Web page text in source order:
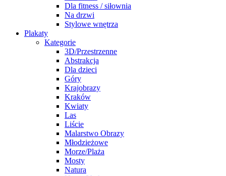
Dla fitness / siłownia
Na drzwi
Stylowe wnętrza
Plakaty
Kategorie
3D/Przestrzenne
Abstrakcja
Dla dzieci
Góry
Krajobrazy
Kraków
Kwiaty
Las
Liście
Malarstwo Obrazy
Młodzieżowe
Morze/Plaża
Mosty
Natura